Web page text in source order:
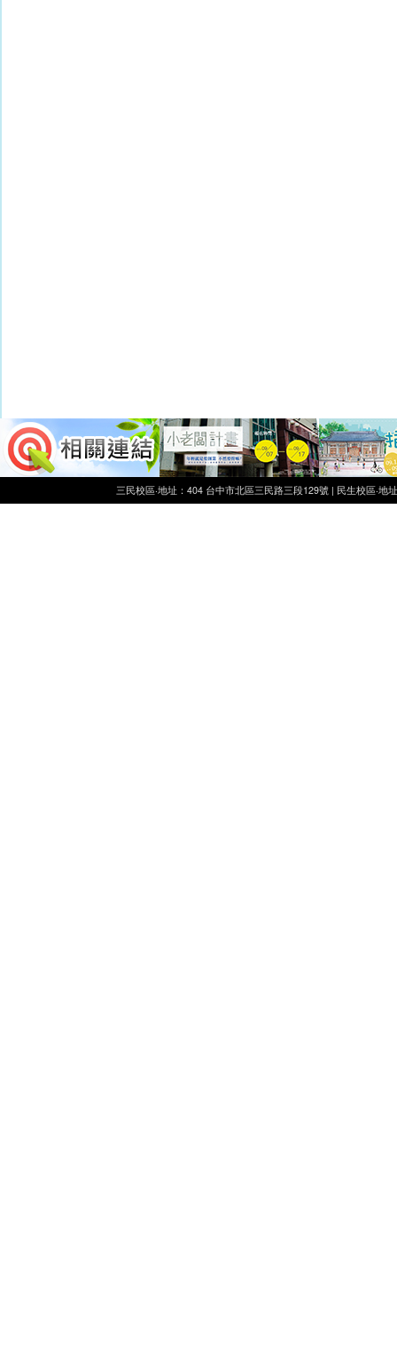
三民校區‧地址：404 台中市北區三民路三段129號 | 民生校區‧